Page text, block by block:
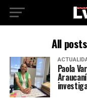
All
Paola